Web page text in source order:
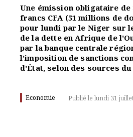
Une émission obligataire
francs CFA (51 millions de
pour lundi par le Niger sur
de la dette en Afrique de
par la banque centrale
l'imposition de sanctions
d'État, selon des sources du
Economie Publié le lundi 31